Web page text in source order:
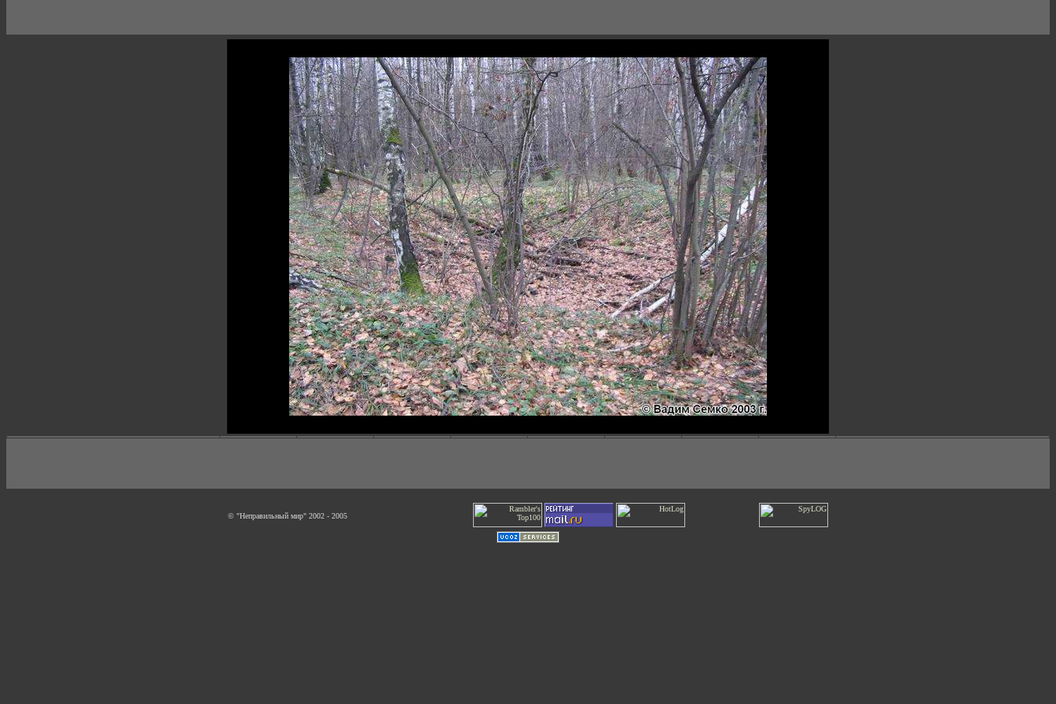
© "Неправильный мир" 2002 - 2005